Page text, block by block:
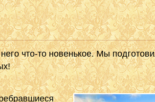
что-то новенькое. Мы